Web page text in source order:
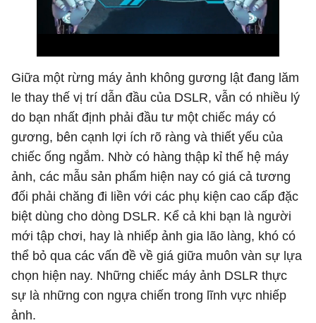
Giữa một rừng máy ảnh không gương lật đang lăm
le thay thế vị trí dẫn đầu của DSLR, vẫn có nhiều lý
do bạn nhất định phải đầu tư một chiếc máy có
gương, bên cạnh lợi ích rõ ràng và thiết yếu của
chiếc ống ngắm. Nhờ có hàng thập kỉ thế hệ máy
ảnh, các mẫu sản phẩm hiện nay có giá cả tương
đối phải chăng đi liền với các phụ kiện cao cấp đặc
biệt dùng cho dòng DSLR. Kể cả khi bạn là người
mới tập chơi, hay là nhiếp ảnh gia lão làng, khó có
thể bỏ qua các vấn đề về giá giữa muôn vàn sự lựa
chọn hiện nay. Những chiếc máy ảnh DSLR thực
sự là những con ngựa chiến trong lĩnh vực nhiếp
ảnh.